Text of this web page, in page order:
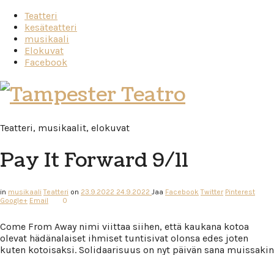
Teatteri
kesäteatteri
musikaali
Elokuvat
Facebook
Tampester
Teatro
Teatteri, musikaalit, elokuvat
Pay It Forward 9/11
in musikaali Teatteri on 23.9.2022 24.9.2022 Jaa Facebook Twitter Pinterest
Google+ Email 0
Come From Away nimi viittaa siihen, että kaukana kotoa
olevat hädänalaiset ihmiset tuntisivat olonsa edes joten
kuten kotoisaksi. Solidaarisuus on nyt päivän sana muissakin